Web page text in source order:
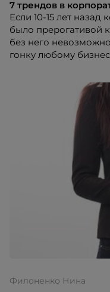
7 трендов в
Если 10-15 лет
было прерогативой
без него
гонку любому
бизнесе происходят
стремительно, что
постоянно нос по
предугадывать
повышением своих
Филоненко Нина